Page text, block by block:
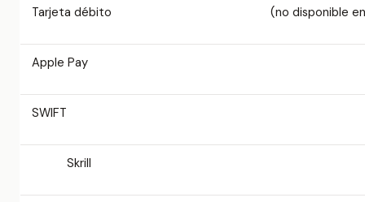
Tarjeta débito (no disponible en
Apple Pay
SWIFT
Skrill